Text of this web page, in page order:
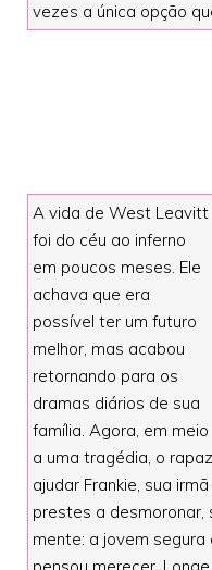
vezes a única opção
A vida de West Leavitt
foi do céu ao inferno
em poucos meses. Ele
achava que era
possível ter um futuro
melhor, mas acabou
retornando para os
dramas diários de sua
família. Agora, em meio
a uma tragédia, o
ajudar Frankie, sua
prestes a desmoronar,
mente: a jovem